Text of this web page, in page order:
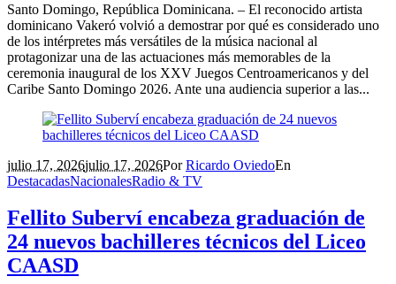
Santo Domingo, República Dominicana. – El reconocido artista
dominicano Vakeró volvió a demostrar por qué es considerado uno
de los intérpretes más versátiles de la música nacional al
protagonizar una de las actuaciones más memorables de la
ceremonia inaugural de los XXV Juegos Centroamericanos y del
Caribe Santo Domingo 2026. Ante una audiencia superior a las...
julio 17, 2026julio 17, 2026PorRicardo OviedoEn
DestacadasNacionalesRadio & TV
Fellito Suberví encabeza graduación de
24 nuevos bachilleres técnicos del Liceo
CAASD